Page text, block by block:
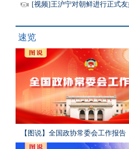
[视频]王沪宁对朝鲜进行正式友
速览
【图说】全国政协常委会工作报告